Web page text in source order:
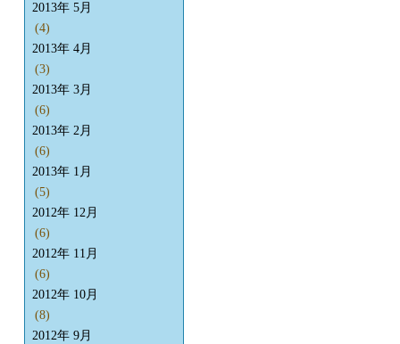
2013年 5月
(4)
2013年 4月
(3)
2013年 3月
(6)
2013年 2月
(6)
2013年 1月
(5)
2012年 12月
(6)
2012年 11月
(6)
2012年 10月
(8)
2012年 9月